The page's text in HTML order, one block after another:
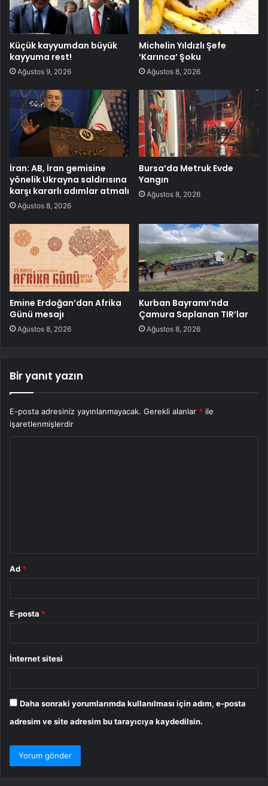
Küçük kayyumdan büyük
kayyuma rest!
Ağustos 9, 2026
Michelin Yıldızlı Şefe
‘Karınca’ Şoku
Ağustos 8, 2026
İran: AB, İran gemisine
yönelik Ukrayna saldırısına
karşı kararlı adımlar atmalı
Ağustos 8, 2026
Bursa’da Metruk Evde
Yangın
Ağustos 8, 2026
Emine Erdoğan’dan Afrika
Günü mesajı
Ağustos 8, 2026
Kurban Bayramı’nda
Çamura Saplanan TIR’lar
Ağustos 8, 2026
Bir yanıt yazın
E-posta adresiniz yayınlanmayacak. Gerekli alanlar * ile
işaretlenmişlerdir
Ad *
E-posta *
İnternet sitesi
Daha sonraki yorumlarımda kullanılması için adım, e-posta
adresim ve site adresim bu tarayıcıya kaydedilsin.